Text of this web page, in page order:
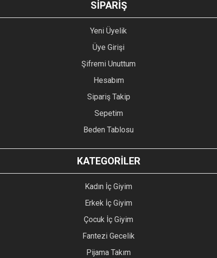
SİPARİŞ
Yeni Üyelik
Üye Girişi
Şifremi Unuttum
Hesabım
Sipariş Takip
Sepetim
Beden Tablosu
KATEGORİLER
Kadın İç Giyim
Erkek İç Giyim
Çocuk İç Giyim
Fantezi Gecelik
Pijama Takım